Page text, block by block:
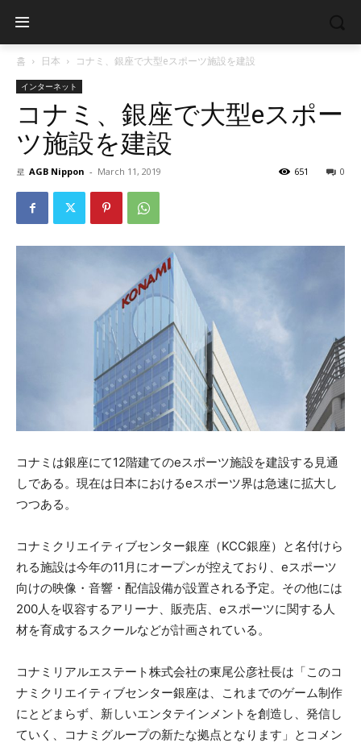
홈 日本 コナミ、銀座で大型eスポーツ施設を建設
インターネット
コナミ、銀座で大型eスポー
ツ施設を建設
로 AGB Nippon - March 11, 2019 0
651
コナミは銀座にて12階建てのeスポーツ施設を建設する見通
しである。現在は日本におけるeスポーツ界は急速に拡大し
つつある。
コナミクリエイティブセンター銀座（KCC銀座）と名付けら
れる施設は今年の11月にオープンが控えており、eスポーツ
向けの映像・音響・配信設備が設置される予定。その他には
200人を収容するアリーナ、販売店、eスポーツに関する人
材を育成するスクールなどが計画されている。
コナミリアルエステート株式会社の東尾公彦社長は「このコ
ナミクリエイティブセンター銀座は、これまでのゲーム制作
にとどまらず、新しいエンタテインメントを創造し、発信し
ていく、コナミグループの新たな拠点となります」とコメン